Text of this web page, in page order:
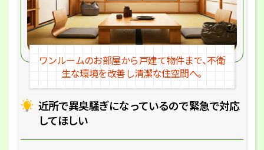
近所で異臭騒ぎになっているので緊急で対応
してほしい
ワンルームのお部屋から戸建て物件まで､不衛
生な環境を改善し清潔な住空間へ｡